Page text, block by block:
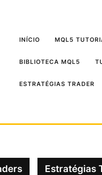
INÍCIO MQL5
BIBLIOTECA MQL5
ESTRATÉGIAS TRADER
Estratégias